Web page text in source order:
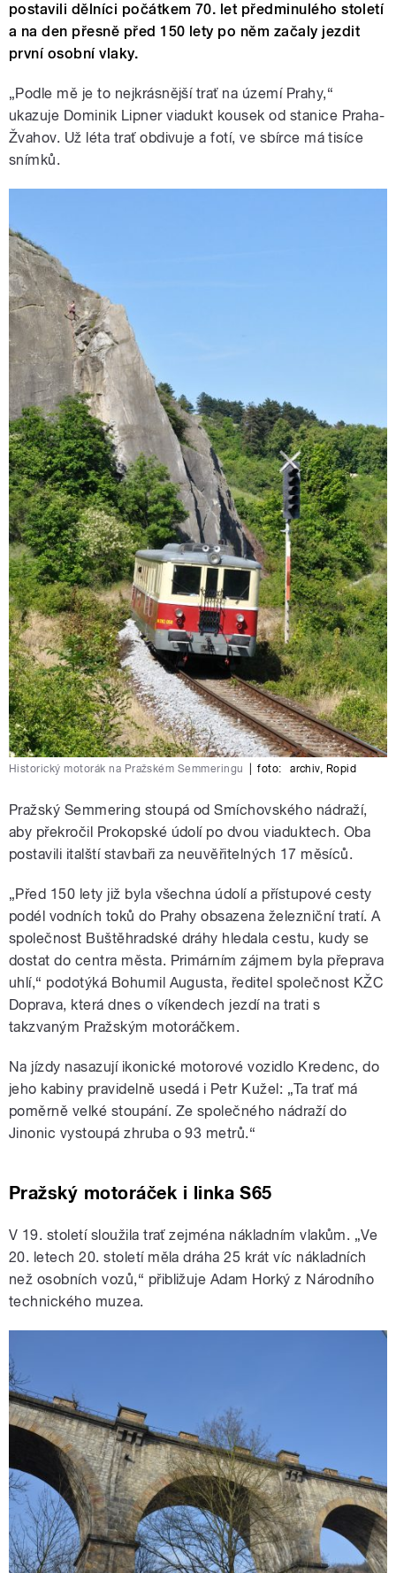
postavili dělníci počátkem 70. let předminulého století
a na den přesně před 150 lety po něm začaly jezdit
první osobní vlaky.
„Podle mě je to nejkrásnější trať na území Prahy,“
ukazuje Dominik Lipner viadukt kousek od stanice Praha-
Žvahov. Už léta trať obdivuje a fotí, ve sbírce má tisíce
snímků.
Historický motorák na Pražském Semmeringu foto: archiv, Ropid
Pražský Semmering stoupá od Smíchovského nádraží,
aby překročil Prokopské údolí po dvou viaduktech. Oba
postavili italští stavbaři za neuvěřitelných 17 měsíců.
„Před 150 lety již byla všechna údolí a přístupové cesty
podél vodních toků do Prahy obsazena železniční tratí. A
společnost Buštěhradské dráhy hledala cestu, kudy se
dostat do centra města. Primárním zájmem byla přeprava
uhlí,“ podotýká Bohumil Augusta, ředitel společnost KŽC
Doprava, která dnes o víkendech jezdí na trati s
takzvaným Pražským motoráčkem.
Na jízdy nasazují ikonické motorové vozidlo Kredenc, do
jeho kabiny pravidelně usedá i Petr Kužel: „Ta trať má
poměrně velké stoupání. Ze společného nádraží do
Jinonic vystoupá zhruba o 93 metrů.“
Pražský motoráček i linka S65
V 19. století sloužila trať zejména nákladním vlakům. „Ve
20. letech 20. století měla dráha 25 krát víc nákladních
než osobních vozů,“ přibližuje Adam Horký z Národního
technického muzea.